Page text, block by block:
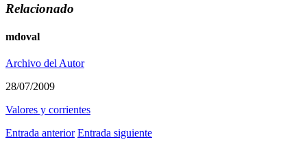
Relacionado
mdoval
Archivo del Autor
28/07/2009
Valores y corrientes
Entrada anterior Entrada siguiente